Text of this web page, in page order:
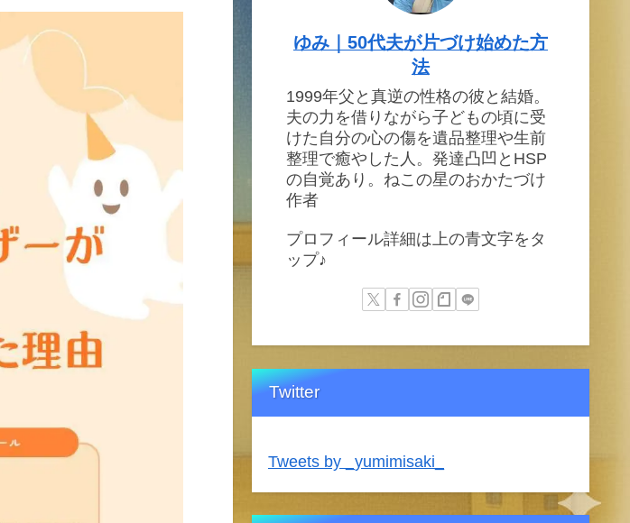
ゆみ｜50代夫が片づけ始めた方
法
1999年父と真逆の性格の彼と結婚。
夫の力を借りながら子どもの頃に受
けた自分の心の傷を遺品整理や生前
整理で癒やした人。発達凸凹とHSP
の自覚あり。ねこの星のおかたづけ
作者
プロフィール詳細は上の青文字をタ
ップ♪
Twitter
Tweets by _yumimisaki_